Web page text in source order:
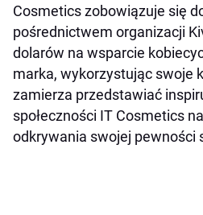
Cosmetics zobowiązuje się
pośrednictwem organizacji
dolarów na wsparcie
marka, wykorzystując swoje
zamierza przedstawiać
społeczności IT Cosmetics
odkrywania swojej pewności